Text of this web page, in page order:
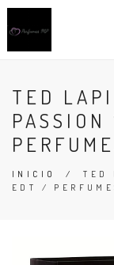
TED
INICIO /TED
EDT /